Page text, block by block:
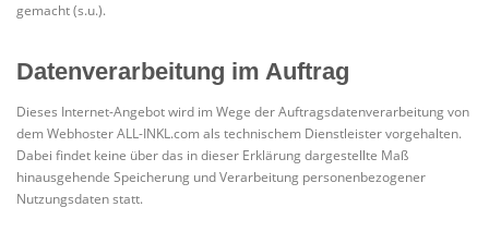
gemacht (s.u.).
Datenverarbeitung im Auftrag
Dieses Internet-Angebot wird im Wege der Auftragsdatenverarbeitung von
dem Webhoster ALL-INKL.com als technischem Dienstleister vorgehalten.
Dabei findet keine über das in dieser Erklärung dargestellte Maß
hinausgehende Speicherung und Verarbeitung personenbezogener
Nutzungsdaten statt.